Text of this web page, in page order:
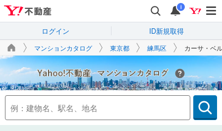
i
ログイン ID新規取得
マンションカタログ 東京都 練馬区 カーサ・ベ
Yahoo!不動産